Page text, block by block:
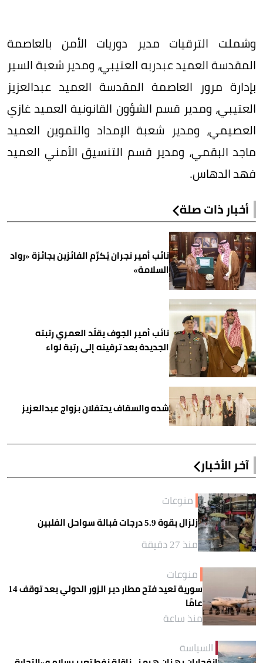
وشملت الترقيات مدير دوريات الأمن بالعاصمة
المقدسة العميد عبدربه العتيبي، ومدير شعبة السير
بإدارة مرور العاصمة المقدسة العميد عبدالعزيز
العتيبي، ومدير قسم الشؤون القانونية العميد غازي
العصيمي، ومدير شعبة الإمداد والتموين العميد
ماجد البقمي، ومدير قسم التنسيق الأمني العميد
فهد الدهاس.
أخبار ذات صلة
نائب أمير نجران يُكرِّم الفائزين بجائزة «رواد
السلامة»
نائب أمير الجوف يقلّد العمري رتبته
الجديدة بعد ترقيته إلى رتبة لواء
شده والسقاف يحتفلان بزواج عبدالعزيز
آخر الأخبار
منوعات
زلزال بقوة 5.9 درجات قبالة سواحل الفلبين
منذ 27 دقيقة
منوعات
سورية تعيد فتح مطار دير الزور الدولي بعد توقف 14
عامًا
منذ ساعة
السياسة